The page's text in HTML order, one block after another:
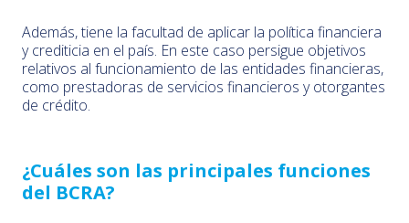
Además, tiene la facultad de aplicar la política financiera
y crediticia en el país. En este caso persigue objetivos
relativos al funcionamiento de las entidades financieras,
como prestadoras de servicios financieros y otorgantes
de crédito.
¿Cuáles son las principales funciones
del BCRA?